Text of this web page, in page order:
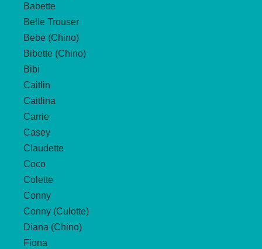
der
Produktseite
gewählt
werden
Babette
Belle Trouser
Bebe (Chino)
Bibette (Chino)
Bibi
Caitlin
Caitlina
Carrie
Casey
Claudette
Coco
Colette
Conny
Conny (Culotte)
Diana (Chino)
Fiona